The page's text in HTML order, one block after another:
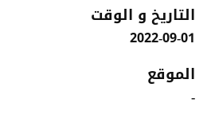
التاريخ و الوقت
2022-09-01
الموقع
-